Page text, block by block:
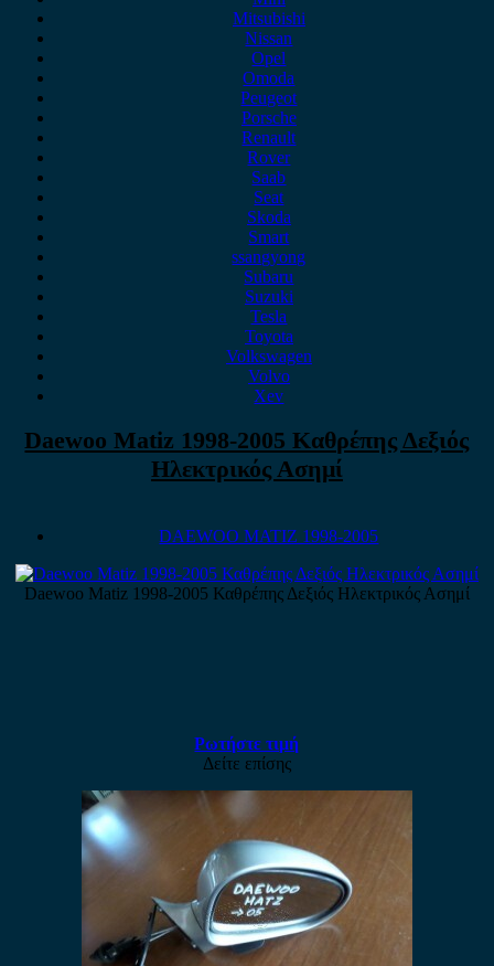
Mitsubishi
Nissan
Opel
Omoda
Peugeot
Porsche
Renault
Rover
Saab
Seat
Skoda
Smart
ssangyong
Subaru
Suzuki
Tesla
Toyota
Volkswagen
Volvo
Xev
Daewoo Matiz 1998-2005 Καθρέπης Δεξιός
Ηλεκτρικός Ασημί
DAEWOO MATIZ 1998-2005
Daewoo Matiz 1998-2005 Καθρέπης Δεξιός Ηλεκτρικός Ασημί
Ρωτήστε τιμή
Δείτε επίσης